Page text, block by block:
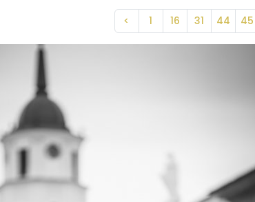
< 1 16 31 44 45